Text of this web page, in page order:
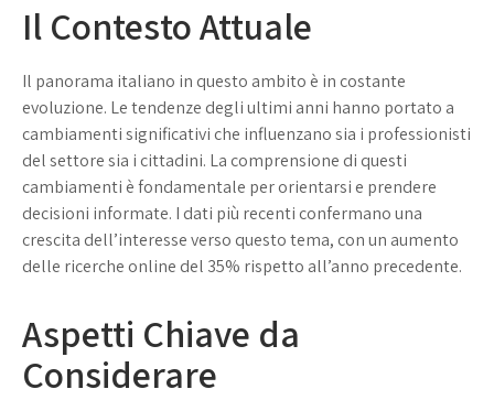
Il Contesto Attuale
Il panorama italiano in questo ambito è in costante
evoluzione. Le tendenze degli ultimi anni hanno portato a
cambiamenti significativi che influenzano sia i professionisti
del settore sia i cittadini. La comprensione di questi
cambiamenti è fondamentale per orientarsi e prendere
decisioni informate. I dati più recenti confermano una
crescita dell’interesse verso questo tema, con un aumento
delle ricerche online del 35% rispetto all’anno precedente.
Aspetti Chiave da
Considerare